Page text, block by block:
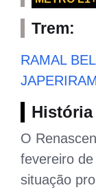
Trem:
RAMAL
JAPERI
História
O
fevereiro
situação